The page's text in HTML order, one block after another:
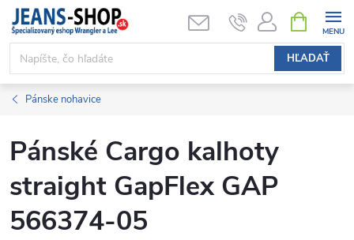
Prejsť
obsah
HĽADAŤ
KOŠÍK
Pánske nohavice
Pánské Cargo kalhoty
straight GapFlex GAP
566374-05